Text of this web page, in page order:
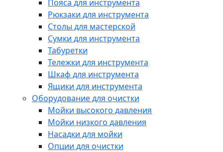
Пояса для инструмента
Рюкзаки для инструмента
Столы для мастерской
Сумки для инструмента
Табуретки
Тележки для инструмента
Шкаф для инструмента
Ящики для инструмента
Оборудование для очистки
Мойки высокого давления
Мойки низкого давления
Насадки для мойки
Опции для очистки